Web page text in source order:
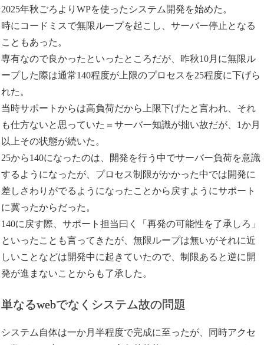
2025年秋ごろよりWPを使ったシステム開発を始めた。
時にコードミスで無限ループを起こし、サーバー停止となる
こともあった。
専有なので良かったといったところだが、昨秋10月に無限ル
ープした際は通常140程度が上限のプロセスを25程度に下げら
れた。
当時サポートからは高負荷だから上限下げたと言われ、それ
も仕方ないと思っていた＝サーバー知識が拙い故だが、1か月
以上その状態が続いた。
25から140になったのは、開発を行う中でサーバー負荷を意識
するようになったが、プロセス制限がかかった中では開発に
差しさわりがでるようになったことから戻すようにサポート
に冀ったからだった。
140に戻す際、サポート担当曰く「再発の可能性を了承しろ」
といったことも言ってきたが、無限ループは無いがそれに近
しいことなどは開発中に起きていたので、制限あると逆に開
発が進まないことからも了承した。
単なるwebでなくシステム故の問題
システム自体は一か月半程度で完成に至ったが、同時アクセ